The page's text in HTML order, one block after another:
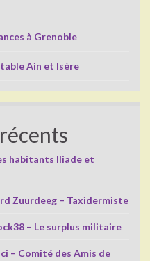
à Grenoble
Ain et Isère
habitants Iliade et
Zuurdeeg – Taxidermiste
– Le surplus militaire
– Comité des Amis de